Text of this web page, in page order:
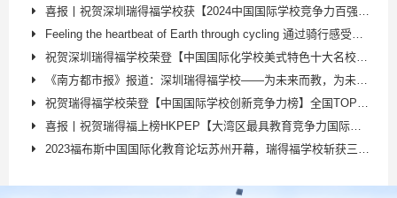
喜报丨祝贺深圳瑞得福学校获【2024中国国际学校竞争力百强榜】TOP45，蝉联5A顶级师资！
Feeling the heartbeat of Earth through cycling 通过骑行感受地球的心跳：瑞得福校长
祝贺深圳瑞得福学校荣登【中国国际化学校美式特色十大名校·2024】&【中国国际化学校科研特色百强校·2024】
《南方都市报》报道：深圳瑞得福学校——为未来而教，为未来而学，推出AI等特色课程，赋能学生多元发展
祝贺瑞得福学校荣登【中国国际学校创新竞争力榜】全国TOP18；深圳第二！
喜报丨祝贺瑞得福上榜HKPEP【大湾区最具教育竞争力国际学校】TOP38
2023福布斯中国国际化教育论坛苏州开幕，瑞得福学校斩获三大重磅奖项